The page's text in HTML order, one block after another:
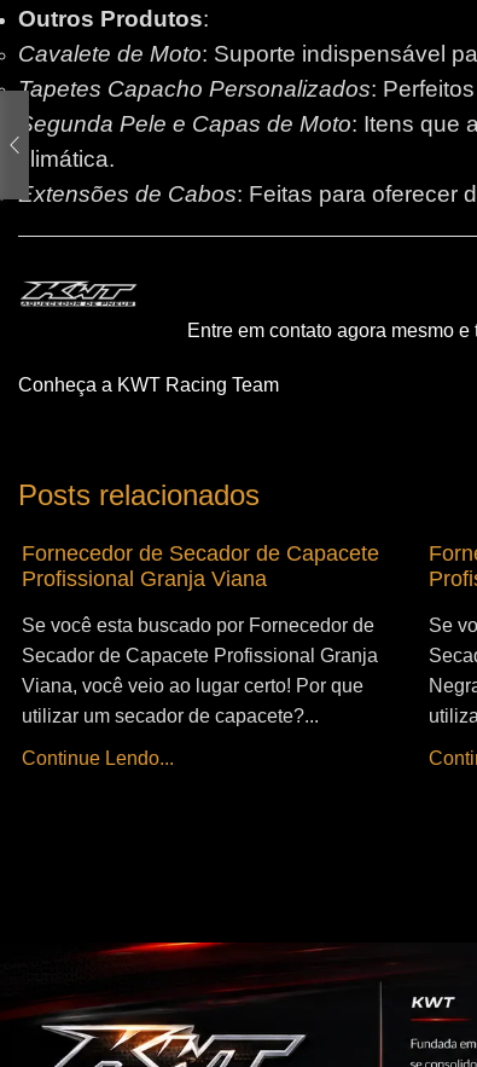
Outros Produtos:
Cavalete de Moto: Suporte indispensável
Tapetes Capacho Personalizados:
Segunda Pele e Capas de Moto: Itens que
climática.
Extensões de Cabos: Feitas para oferecer
Entre em contato agora mesmo
Conheça a KWT Racing Team
Posts relacionados
Fornecedor de Secador de Capacete
Profissional Granja Viana
Se você esta buscado por Fornecedor de
Secador de Capacete Profissional Granja
Viana, você veio ao lugar certo! Por que
utilizar um secador de capacete?...
Continue Lendo...
Se